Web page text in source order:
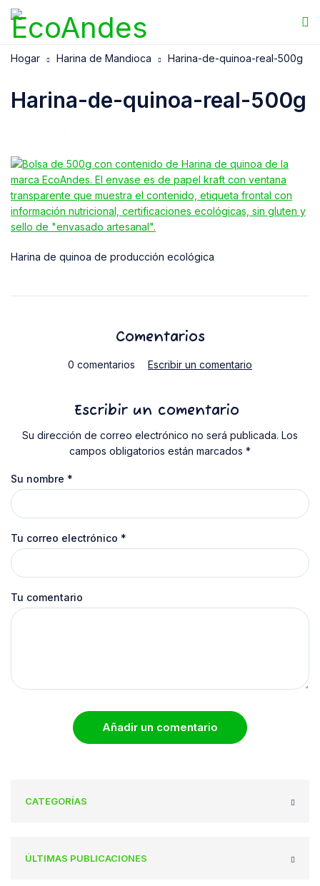
Hogar Harina de Mandioca Harina-de-quinoa-real-500g
Harina-de-quinoa-real-500g
Harina de quinoa de producción ecológica
Comentarios
0 comentarios Escribir un comentario
Escribir un comentario
Su dirección de correo electrónico no será publicada. Los
campos obligatorios están marcados *
Su nombre *
Tu correo electrónico *
Tu comentario
Añadir un comentario
CATEGORÍAS
ÚLTIMAS PUBLICACIONES